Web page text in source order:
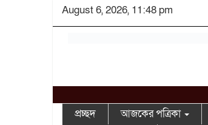
August 6, 2026, 11:48 pm
প্রচ্ছদ আজকের পত্রিকা